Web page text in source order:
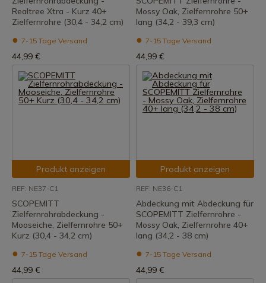
Realtree Xtra - Kurz 40+
Zielfernrohre (30,4 - 34,2 cm)
7-15 Tage Versand
44,99 €
Mossy Oak, Zielfernrohre 50+
lang (34,2 - 39,3 cm)
7-15 Tage Versand
44,99 €
Produkt anzeigen
REF: NE37-C1
SCOPEMITT
Zielfernrohrabdeckung -
Mooseiche, Zielfernrohre 50+
Kurz (30,4 - 34,2 cm)
7-15 Tage Versand
44,99 €
Produkt anzeigen
REF: NE36-C1
Abdeckung mit Abdeckung für
SCOPEMITT Zielfernrohre -
Mossy Oak, Zielfernrohre 40+
lang (34,2 - 38 cm)
7-15 Tage Versand
44,99 €